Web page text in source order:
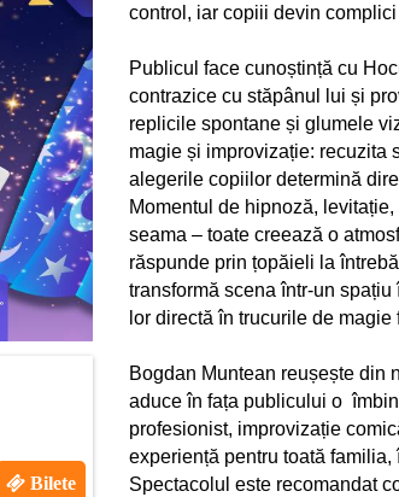
Bilete
control, iar copiii devin
Publicul face cunoștință cu
contrazice cu stăpânul lui și
replicile spontane și glumele
magie și improvizație: recuzita
alegerile copiilor determină
Momentul de hipnoză,
seama – toate creează o
răspunde prin țopăieli la
transformă scena într-un
lor directă în trucurile de
Bogdan Muntean reușește din
aduce în fața publicului o
profesionist, improvizație
experiență pentru toată
Spectacolul este recomandat